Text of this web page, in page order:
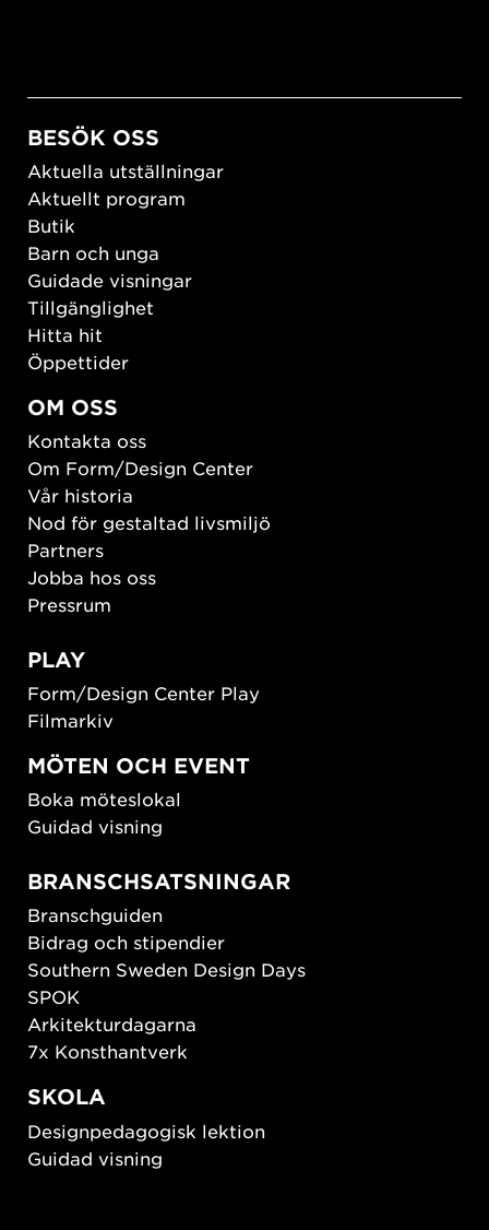
BESÖK OSS
Aktuella utställningar
Aktuellt program
Butik
Barn och unga
Guidade visningar
Tillgänglighet
Hitta hit
Öppettider
OM OSS
Kontakta oss
Om Form/Design Center
Vår historia
Nod för gestaltad livsmiljö
Partners
Jobba hos oss
Pressrum
PLAY
Form/Design Center Play
Filmarkiv
MÖTEN OCH EVENT
Boka möteslokal
Guidad visning
BRANSCHSATSNINGAR
Branschguiden
Bidrag och stipendier
Southern Sweden Design Days
SPOK
Arkitekturdagarna
7x Konsthantverk
SKOLA
Designpedagogisk lektion
Guidad visning